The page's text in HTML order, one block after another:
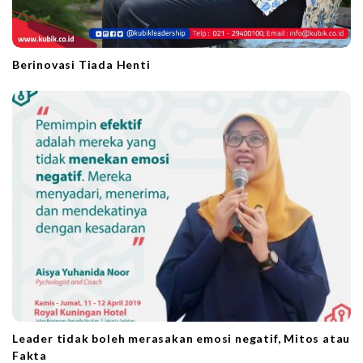
Berinovasi Tiada Henti
Leader tidak boleh merasakan emosi negatif, Mitos atau
Fakta